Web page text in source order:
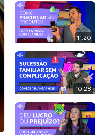
11:20
10:28